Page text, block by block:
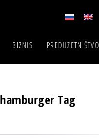
BIZNIS PREDUZETNIŠTVO
hamburger Tag